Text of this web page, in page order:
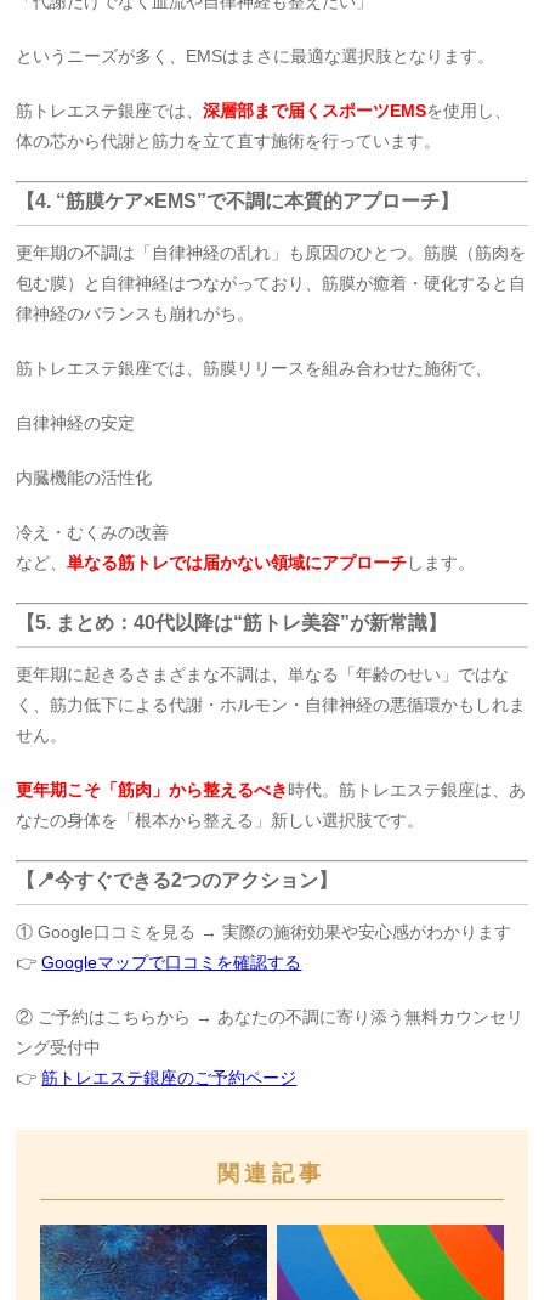
というニーズが多く、EMSはまさに最適な選択肢となります。
筋トレエステ銀座では、深層部まで届くスポーツEMSを使用し、
体の芯から代謝と筋力を立て直す施術を行っています。
【4. “筋膜ケア×EMS”で不調に本質的アプローチ】
更年期の不調は「自律神経の乱れ」も原因のひとつ。筋膜（筋肉を
包む膜）と自律神経はつながっており、筋膜が癒着・硬化すると自
律神経のバランスも崩れがち。
筋トレエステ銀座では、筋膜リリースを組み合わせた施術で、
自律神経の安定
内臓機能の活性化
冷え・むくみの改善
など、単なる筋トレでは届かない領域にアプローチします。
【5. まとめ：40代以降は“筋トレ美容”が新常識】
更年期に起きるさまざまな不調は、単なる「年齢のせい」ではな
く、筋力低下による代謝・ホルモン・自律神経の悪循環かもしれま
せん。
更年期こそ「筋肉」から整えるべき時代。筋トレエステ銀座は、あ
なたの身体を「根本から整える」新しい選択肢です。
【📍今すぐできる2つのアクション】
① Google口コミを見る → 実際の施術効果や安心感がわかります
👉Googleマップで口コミを確認する
② ご予約はこちらから → あなたの不調に寄り添う無料カウンセリ
ング受付中
👉筋トレエステ銀座のご予約ページ
関連記事